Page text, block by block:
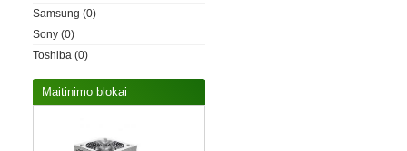
Samsung (0)
Sony (0)
Toshiba (0)
Maitinimo blokai